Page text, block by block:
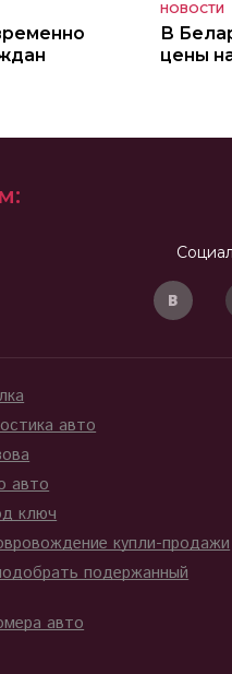
НОВОСТИ
В
цены
авто
авто
ключ
купли-продажи
подержанный
авто